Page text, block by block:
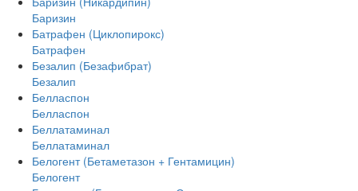
Баризин
Батрафен (Циклопирокс)
Батрафен
Безалип (Безафибрат)
Безалип
Белласпон
Белласпон
Беллатаминал
Беллатаминал
Белогент (Бетаметазон + Гентамицин)
Белогент